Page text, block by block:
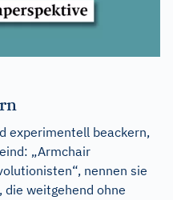
experimentell beackern,
„Armchair
nennen sie
die weitgehend ohne